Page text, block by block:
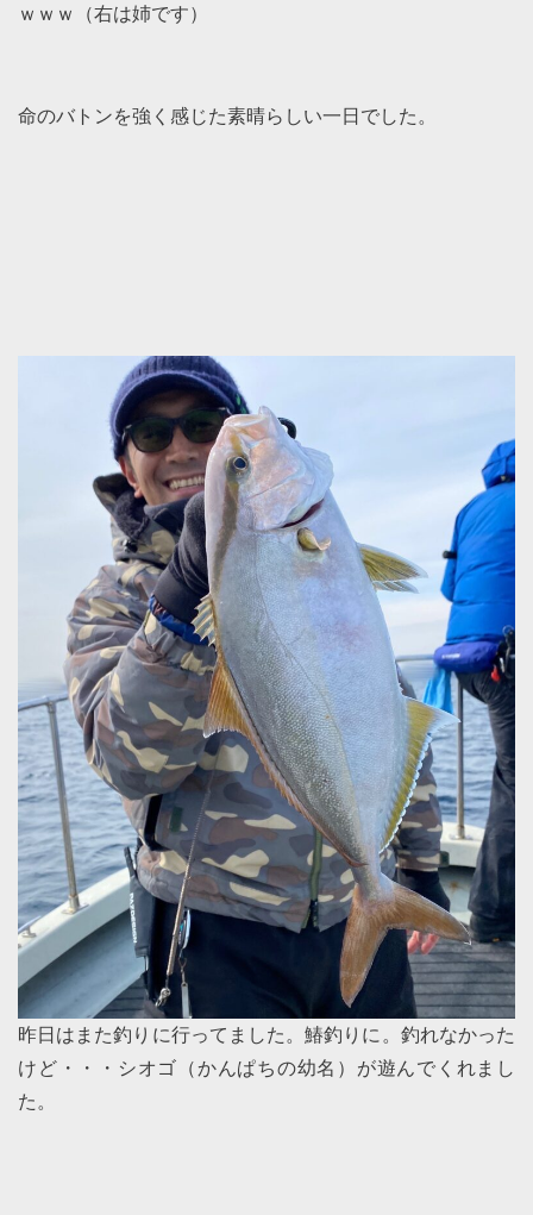
ｗｗｗ（右は姉です）
命のバトンを強く感じた素晴らしい一日でした。
昨日はまた釣りに行ってました。鰆釣りに。釣れなかった
けど・・・シオゴ（かんぱちの幼名）が遊んでくれまし
た。